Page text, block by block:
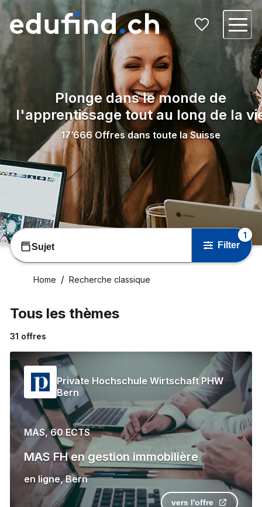
Plonge dans le monde de
l'apprentissage tout au long de la
17’666 Offres dans toute la Suisse
Sujet Filter
1
Home Recherche classique
Tous les thèmes
31 offres
Private Hochschule Wirtschaft PHW
Bern
MAS, 60 ECTS
MAS FH en gestion immobilière
en ligne,Bern
vers l'offre